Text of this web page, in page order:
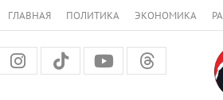
ГЛАВНАЯ ПОЛИТИКА ЭКОНОМИКА